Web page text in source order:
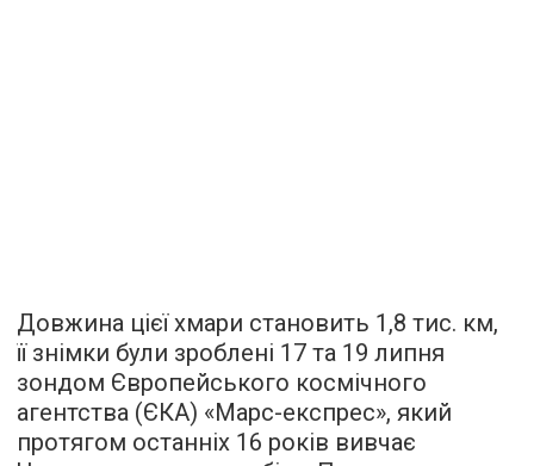
Довжина цієї хмари становить 1,8 тис. км,
її знімки були зроблені 17 та 19 липня
зондом Європейського космічного
агентства (ЄКА) «Марс-експрес», який
протягом останніх 16 років вивчає